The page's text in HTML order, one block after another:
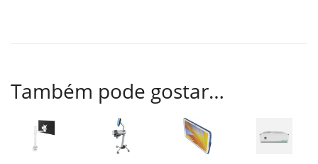
Também pode gostar…